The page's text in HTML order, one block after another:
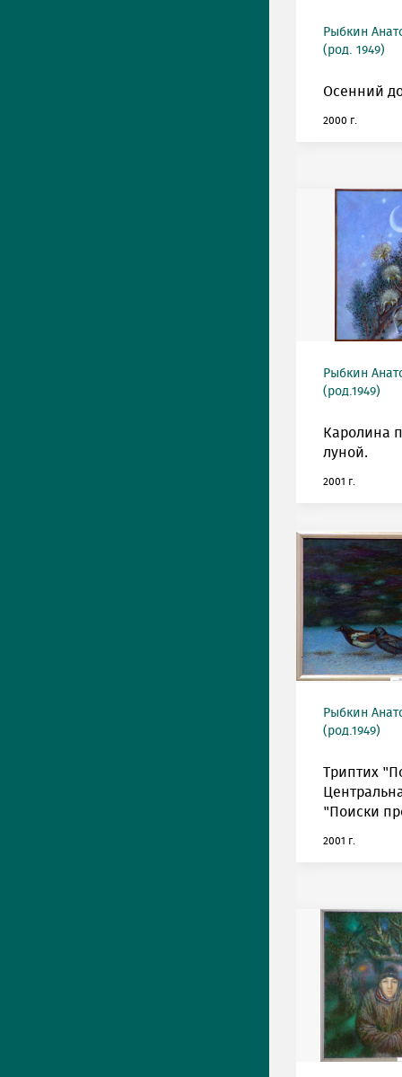
Рыбкин
(род. 1949)
Осенний
2000 г.
Рыбкин
(род.1949)
Каролина
луной.
2001 г.
Рыбкин
(род.1949)
Триптих
"Поиски
2001 г.